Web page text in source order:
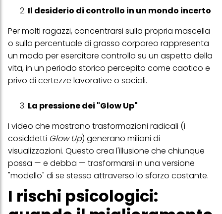
Il desiderio di controllo in un mondo incerto
Per molti ragazzi, concentrarsi sulla propria mascella
o sulla percentuale di grasso corporeo rappresenta
un modo per esercitare controllo su un aspetto della
vita, in un periodo storico percepito come caotico e
privo di certezze lavorative o sociali.
La pressione dei "Glow Up"
I video che mostrano trasformazioni radicali (i
cosiddetti Glow Up) generano milioni di
visualizzazioni. Questo crea l'illusione che chiunque
possa — e debba — trasformarsi in una versione
"modello" di se stesso attraverso lo sforzo costante.
I rischi psicologici:
delle campagne pubblicitarie.
Puoi trovare maggiori informazioni sul trattamento dei tuoi dati
nella nostra Informativa sulla protezione dei dati collegata nel piè
di pagina (Sezione "Cookie, Pixel, Impronte digitali e tecnologie
simili"). Puoi revocare il tuo consenso in qualsiasi momento con
effetto per il futuro disabilitando i cookie sul nostro sito web nella
sezione "Impostazioni cookie" collegata nel piè di pagina. Per
ulteriori informazioni sui cookie utilizzati su questo sito Web, in
particolare sul loro periodo di conservazione, consultare le
clic su "modifica" di seguito".
trattamento dei tuoi dati / sull'uso dei cookie e consentirli per uno o
più degli scopi sopra menzionati. Cliccando su "Accetta tutto",
acconsenti all'uso dei cookie e al trattamento dei tuoi dati
personali per tutte le finalità sopra indicate. Se fai clic su "Rifiuta",
verranno utilizzati solo i cookie tecnicamente necessari per fornirti